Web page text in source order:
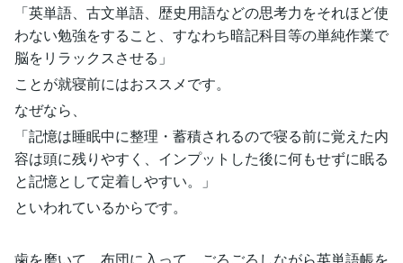
「英単語、古文単語、歴史用語などの思考力をそれほど使
わない勉強をすること、すなわち暗記科目等の単純作業で
脳をリラックスさせる」
ことが就寝前にはおススメです。
なぜなら、
「記憶は睡眠中に整理・蓄積されるので寝る前に覚えた内
容は頭に残りやすく、インプットした後に何もせずに眠る
と記憶として定着しやすい。」
といわれているからです。
歯を磨いて、布団に入って、ごろごろしながら英単語帳を